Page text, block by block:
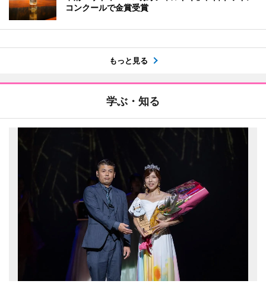
コンクールで金賞受賞
もっと見る
学ぶ・知る